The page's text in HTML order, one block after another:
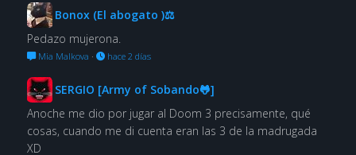
Bonox (El abogato )⚖
Pedazo mujerona.
Mia Malkova · hace 2 días
SERGIO [Army of Sobando🐸]
Anoche me dio por jugar al Doom 3 precisamente, qué
cosas, cuando me di cuenta eran las 3 de la madrugada
XD